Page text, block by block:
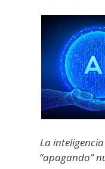
La
“apagando”